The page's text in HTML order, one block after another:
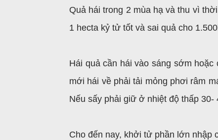
Quả hái trong 2 mùa hạ và thu vì
1 hecta kỷ tử tốt và sai quả cho
Hái quả cần hái vào sáng sớm
mới hái về phải tải mỏng phơi râm
Nếu sấy phải giữ ở nhiệt độ thấp 30-
Cho đến nay, khởi tử phần lớn nhập